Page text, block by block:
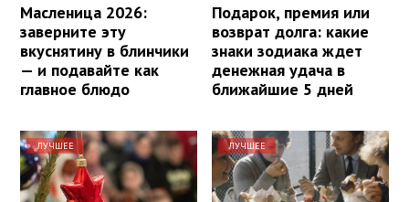
Масленица 2026:
заверните эту
вкуснятину в блинчики
— и подавайте как
главное блюдо
Подарок, премия или
возврат долга: какие
знаки зодиака ждет
денежная удача в
ближайшие 5 дней
ЛУЧШЕЕ ЛУЧШЕЕ